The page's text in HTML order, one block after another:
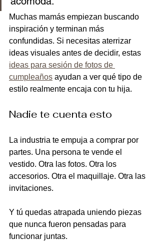
Muchas mamás empiezan buscando
inspiración y terminan más
confundidas. Si necesitas aterrizar
ideas visuales antes de decidir, estas
ideas para sesión de fotos de
cumpleaños ayudan a ver qué tipo de
estilo realmente encaja con tu hija.
Nadie te cuenta esto
La industria te empuja a comprar por
partes. Una persona te vende el
vestido. Otra las fotos. Otra los
accesorios. Otra el maquillaje. Otra las
invitaciones.
Y tú quedas atrapada uniendo piezas
que nunca fueron pensadas para
funcionar juntas.